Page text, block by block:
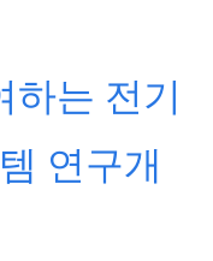
하는 전기
연구개